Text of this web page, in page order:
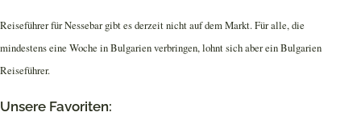
Reiseführer für Nessebar gibt es derzeit nicht auf dem Markt. Für alle, die
mindestens eine Woche in Bulgarien verbringen, lohnt sich aber ein Bulgarien
Reiseführer.
Unsere Favoriten: